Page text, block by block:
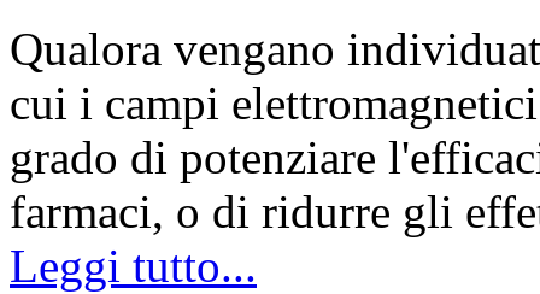
Qualora vengano
cui i campi
grado di potenziare
farmaci, o di ridurre gli
Leggi tutto...